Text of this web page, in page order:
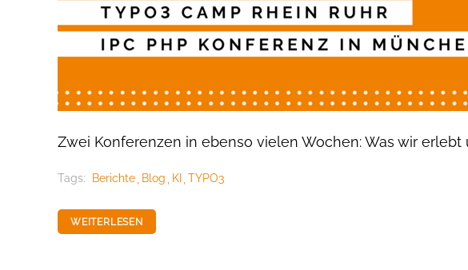
Zwei Konferenzen in ebenso vielen Wochen: Was wir
Tags: Berichte Blog KI TYPO3
WEITERLESEN